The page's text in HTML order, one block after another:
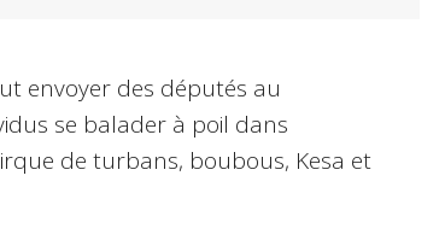
envoyer des députés au
se balader à poil dans
de turbans, boubous, Kesa et